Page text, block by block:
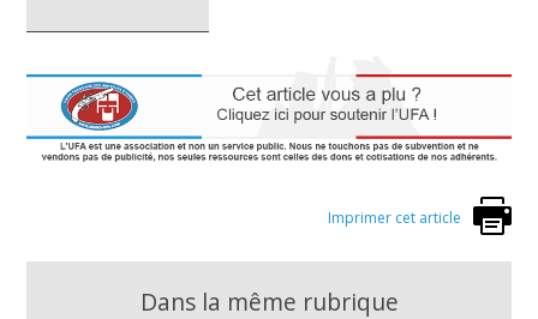
Imprimer cet article
Dans la même rubrique